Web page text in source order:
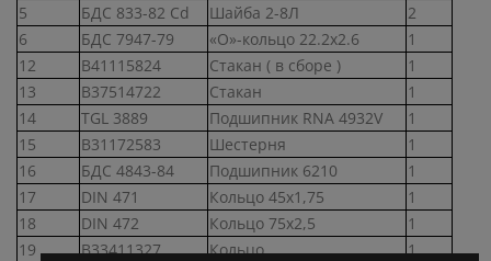
5
БДС 833-82 Cd Шайба 2-8Л
2
6
БДС 7947-79 «О»-кольцо 22.2х2.6
1
12
В41115824 Стакан ( в сборе )
1
13
В37514722 Стакан
1
14
TGL 3889 Подшипник RNA 4932V
1
15
В31172583 Шестерня
1
16
БДС 4843-84 Подшипник 6210
1
17
DIN 471 Кольцо 45х1,75
1
18
DIN 472 Кольцо 75х2,5
1
19
В33411327 Кольцо
1